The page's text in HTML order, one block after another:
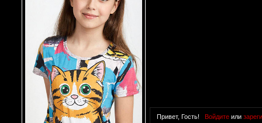
Привет, Гость! Войдитеили